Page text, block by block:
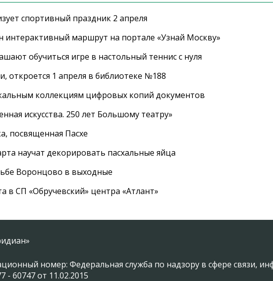
спортивный праздник 2 апреля
интерактивный маршрут на портале «Узнай Москву»
обучиться игре в настольный теннис с нуля
откроется 1 апреля в библиотеке №188
коллекциям цифровых копий документов
искусства. 250 лет Большому театру»
посвященная Пасхе
научат декорировать пасхальные яйца
Воронцово в выходные
в СП «Обручевский» центра «Атлант»
номер: Федеральная служба по надзору в сфере связи,
60747 от 11.02.2015